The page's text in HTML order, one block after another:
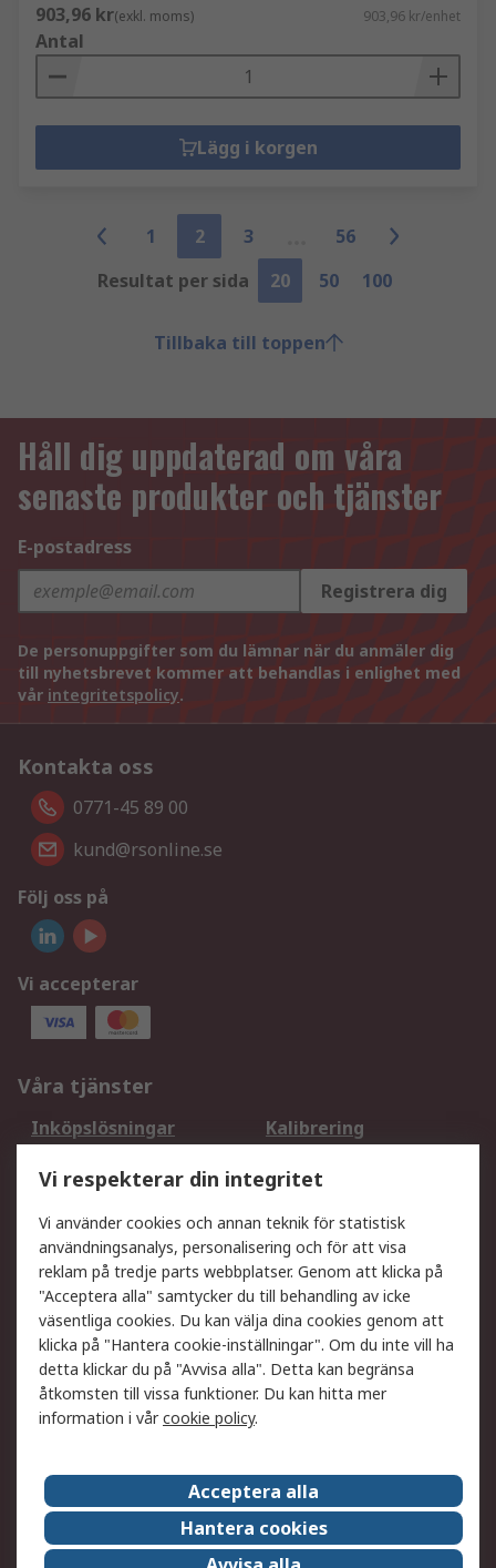
903,96 kr(exkl. moms) 903,96 kr/enhet
Antal
Lägg i korgen
1 2 3
56
Resultat per sida
20 50 100
Tillbaka till toppen
Håll dig uppdaterad om våra
senaste produkter och tjänster
E-postadress
Registrera dig
De personuppgifter som du lämnar när du anmäler dig
till nyhetsbrevet kommer att behandlas i enlighet med
vår integritetspolicy.
Kontakta oss
0771-45 89 00
kund@rsonline.se
Följ oss på
Vi accepterar
Våra tjänster
Inköpslösningar
Kalibrering
DesignSpark
Teknisk Support
Ditt lokala säljteam
Exportlösningar
Support
Få hjälp
Retur av varor
Leverans
Spåra din order
Begär en fakturakopi
Fördelar med RS-konto
Betalningsalternativ
Om RS
Försäljningsvillkor
Det juridiska
Press Centre
Vi respekterar din integritet
Vi använder cookies och annan teknik för statistisk
användningsanalys, personalisering och för att visa
reklam på tredje parts webbplatser. Genom att klicka på
"Acceptera alla" samtycker du till behandling av icke
väsentliga cookies. Du kan välja dina cookies genom att
klicka på "Hantera cookie-inställningar". Om du inte vill ha
detta klickar du på "Avvisa alla". Detta kan begränsa
åtkomsten till vissa funktioner. Du kan hitta mer
information i vårcookie policy.
Acceptera alla
Hantera cookies